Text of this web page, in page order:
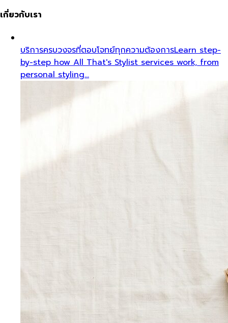
เกี่ยวกับเรา
บริการครบวงจรที่ตอบโจทย์ทุกความต้องการLearn step-
by-step how All That's Stylist services work, from
personal styling…